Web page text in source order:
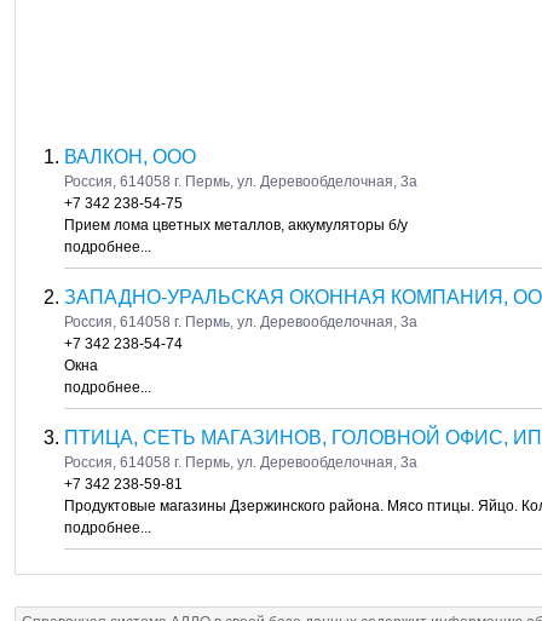
ВАЛКОН, ООО
Россия, 614058 г. Пермь, ул. Деревообделочная, 3а
+7 342 238-54-75
Прием лома цветных металлов, аккумуляторы б/у
подробнее...
ЗАПАДНО-УРАЛЬСКАЯ ОКОННАЯ КОМПАНИЯ,
Россия, 614058 г. Пермь, ул. Деревообделочная, 3а
+7 342 238-54-74
Окна
подробнее...
ПТИЦА, СЕТЬ МАГАЗИНОВ, ГОЛОВНОЙ ОФИС, ИП
Россия, 614058 г. Пермь, ул. Деревообделочная, 3а
+7 342 238-59-81
Продуктовые магазины Дзержинского района. Мясо птицы. Яйцо.
подробнее...